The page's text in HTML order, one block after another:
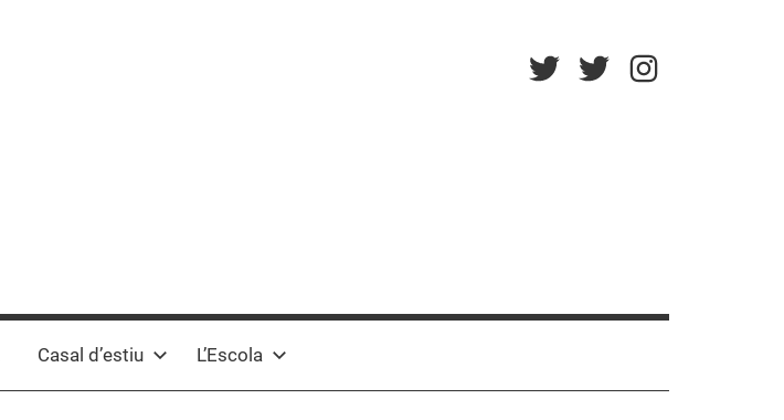
TwitterTwitterInstagram
Casal d’estiu L’Escola